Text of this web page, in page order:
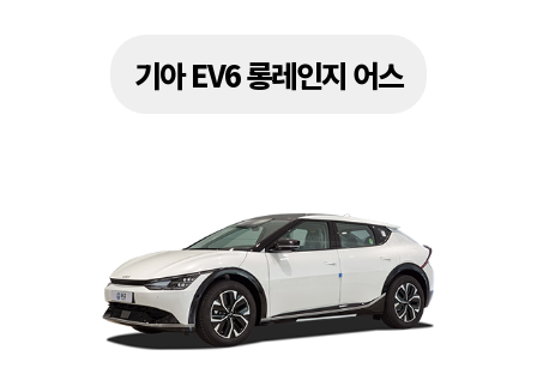
기아 EV6 롱레인지 어스